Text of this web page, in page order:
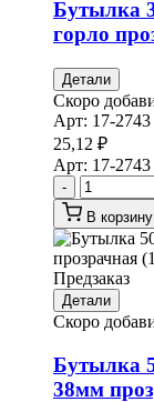
Бутылка
горло
Детали
Скоро
Арт: 17-2743
25,12 ₽
Арт: 17-2743
-
В корзину
Предзаказ
Детали
Скоро
Бутылка
38мм